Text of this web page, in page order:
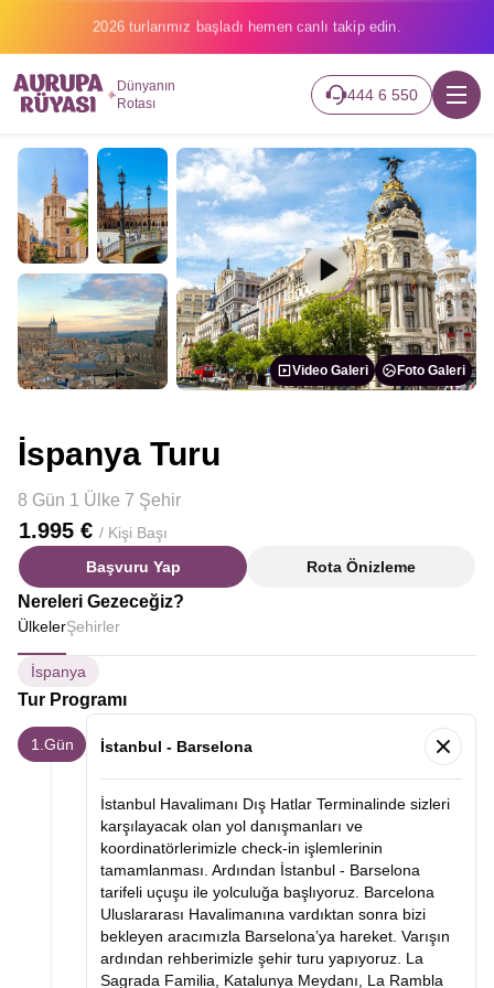
2026 turlarımız başladı hemen canlı takip edin.
Dünyanın
Rotası
444 6 550
Video Galeri Foto Galeri
İspanya Turu
8 Gün 1 Ülke 7 Şehir
1.995 € / Kişi Başı
Başvuru Yap
Rota Önizleme
Nereleri Gezeceğiz?
ÜlkelerŞehirler
İspanya
Tur Programı
1.Gün İstanbul - Barselona
İstanbul Havalimanı Dış Hatlar Terminalinde sizleri
karşılayacak olan yol danışmanları ve
koordinatörlerimizle check-in işlemlerinin
tamamlanması. Ardından İstanbul - Barselona
tarifeli uçuşu ile yolculuğa başlıyoruz. Barcelona
Uluslararası Havalimanına vardıktan sonra bizi
bekleyen aracımızla Barselona’ya hareket. Varışın
ardından rehberimizle şehir turu yapıyoruz. La
Sagrada Familia, Katalunya Meydanı, La Rambla